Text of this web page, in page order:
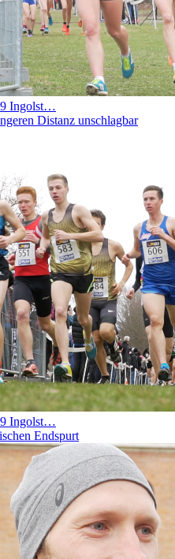
Ingolst…
Distanz unschlagbar
Ingolst…
Endspurt